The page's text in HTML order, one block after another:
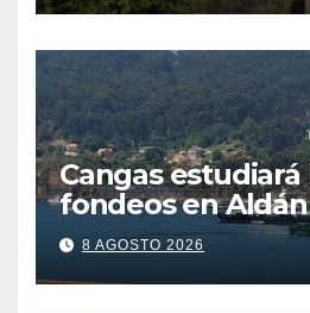
Cangas
fondeos en
últimos episodios
contaminación en
8 AGOSTO 2026